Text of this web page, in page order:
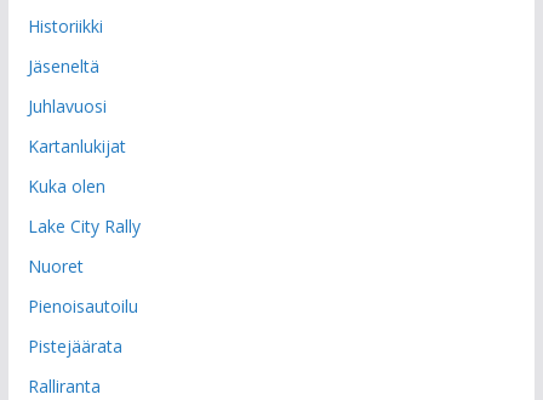
Historiikki
Jäseneltä
Juhlavuosi
Kartanlukijat
Kuka olen
Lake City Rally
Nuoret
Pienoisautoilu
Pistejäärata
Ralliranta